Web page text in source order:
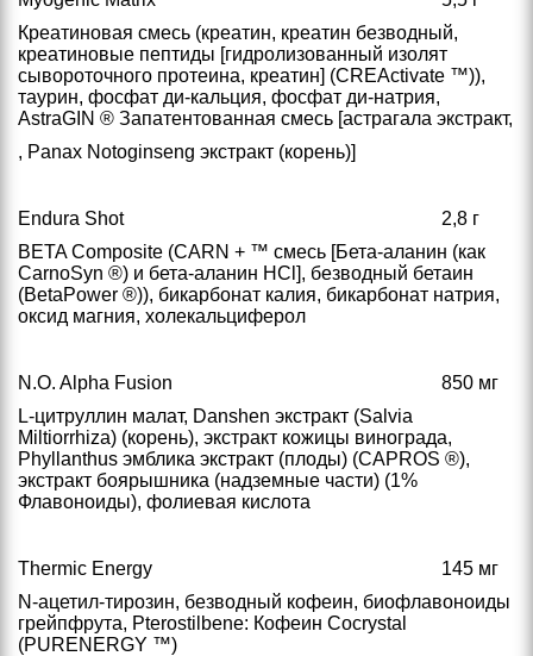
Креатиновая смесь (креатин, креатин безводный,
креатиновые пептиды [гидролизованный изолят
сывороточного протеина, креатин] (CREActivate ™)),
таурин, фосфат ди-кальция, фосфат ди-натрия,
AstraGIN ® Запатентованная смесь [астрагала экстракт,
, Panax Notoginseng экстракт (корень)]
Endura Shot
2,8 г
BETA Composite (CARN + ™ смесь [Бета-аланин (как
CarnoSyn ®) и бета-аланин HCl], безводный бетаин
(BetaPower ®)), бикарбонат калия, бикарбонат натрия,
оксид магния, холекальциферол
N.O. Alpha Fusion
850 мг
L-цитруллин малат, Danshen экстракт (Salvia
Miltiorrhiza) (корень), экстракт кожицы винограда,
Phyllanthus эмблика экстракт (плоды) (CAPROS ®),
экстракт боярышника (надземные части) (1%
Флавоноиды), фолиевая кислота
Thermic Energy
145 мг
N-ацетил-тирозин, безводный кофеин, биофлавоноиды
грейпфрута, Pterostilbene: Кофеин Cocrystal
(PURENERGY ™)